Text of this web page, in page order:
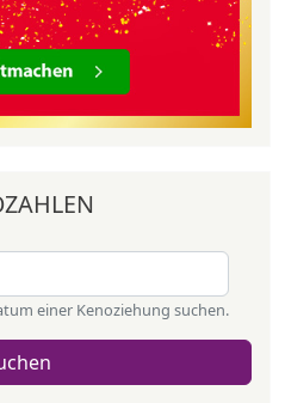
einer Kenoziehung suchen.